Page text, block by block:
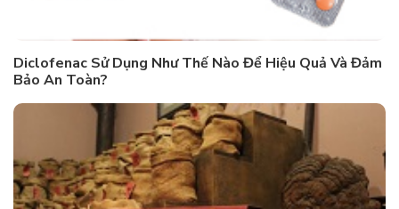
Diclofenac Sử Dụng Như Thế Nào Để Hiệu Quả Và Đảm
Bảo An Toàn?